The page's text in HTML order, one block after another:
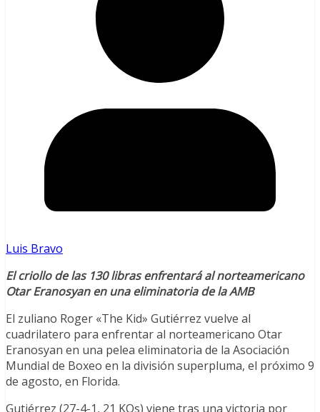
Luis Bravo
El criollo de las 130 libras enfrentará al norteamericano
Otar Eranosyan en una eliminatoria de la AMB
El zuliano Roger «The Kid» Gutiérrez vuelve al
cuadrilatero para enfrentar al norteamericano Otar
Eranosyan en una pelea eliminatoria de la Asociación
Mundial de Boxeo en la división superpluma, el próximo 9
de agosto, en Florida.
Gutiérrez (27-4-1, 21 KOs) viene tras una victoria por